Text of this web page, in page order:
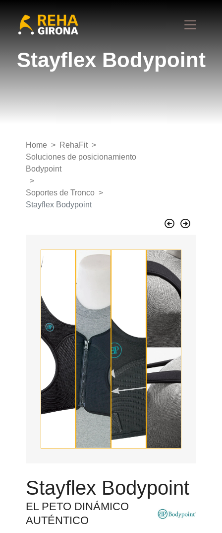
Stayflex Bodypoint
Home
RehaFit
Soluciones de posicionamiento
Bodypoint
Soportes de Tronco
Stayflex Bodypoint
Stayflex Bodypoint
EL PETO DINÁMICO
AUTÉNTICO